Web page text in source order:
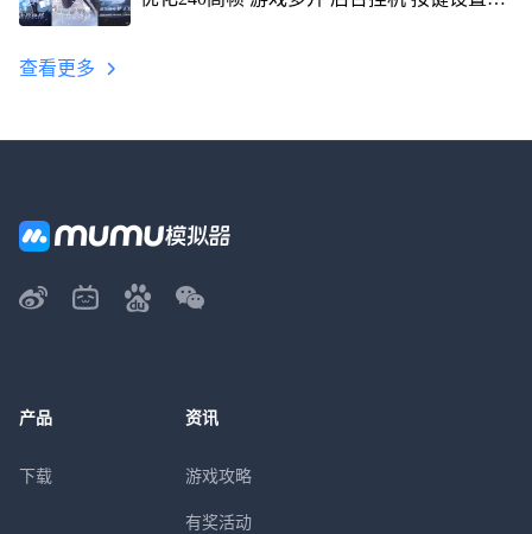
查看更多
产品
下载
资讯
游戏攻略
有奖活动